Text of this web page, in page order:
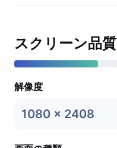
スクリーン品質
解像度
1080 x 2408